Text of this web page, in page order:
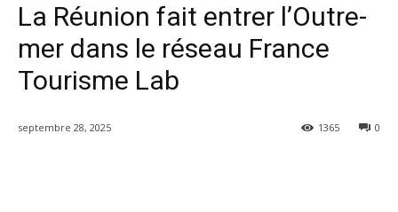
La Réunion fait entrer l’Outre-
mer dans le réseau France
Tourisme Lab
septembre 28, 2025 0
1365